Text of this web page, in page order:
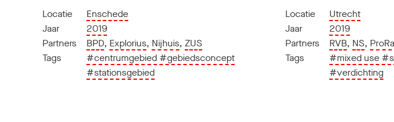
Locatie
Enschede
Jaar
2019
Partners
BPD, Explorius, Nijhuis, ZUS
Tags
#centrumgebied #gebiedsconcept
#stationsgebied
Locatie
Utrecht
Jaar
2019
Partners
RVB, NS,
Tags
#mixed use
#verdichting